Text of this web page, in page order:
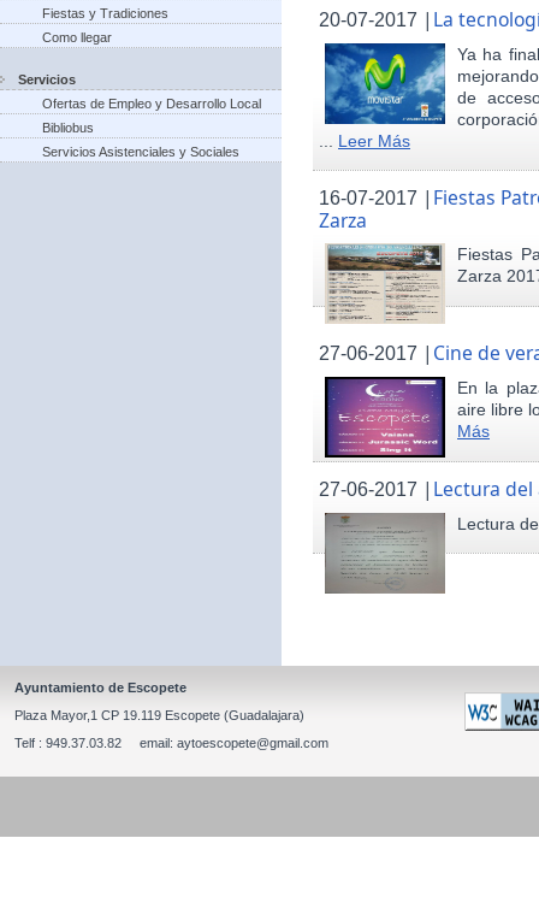
Fiestas y Tradiciones
Como llegar
Servicios
Ofertas de Empleo y Desarrollo Local
Bibliobus
Servicios Asistenciales y Sociales
20-07-2017 | La
Ya ha
de
Leer Más
16-07-2017 | Fiestas
Zarza
Fiestas
Zarza
27-06-2017 | Cine de
En la
aire libre
Más
27-06-2017 | Lectura del
Lectura
Ayuntamiento de Escopete
Plaza Mayor,1 CP 19.119 Escopete (Guadalajara)
Telf : 949.37.03.82 email: aytoescopete@gmail.com